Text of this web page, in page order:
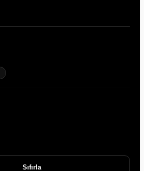
Sıfırla